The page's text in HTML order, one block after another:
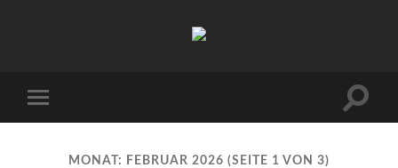
Saale
(AHA)
Menü
MONAT: FEBRUAR 2026 (SEITE 1 VON 3)